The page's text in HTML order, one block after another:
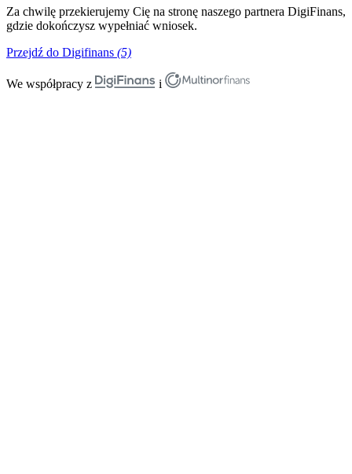
Za chwilę przekierujemy Cię na stronę naszego partnera DigiFinans,
gdzie dokończysz wypełniać wniosek.
Przejdź do Digifinans (5)
We współpracy z i